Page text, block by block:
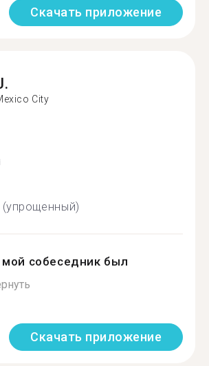
Скачать приложение
City
(упрощенный)
собеседник был
Скачать приложение